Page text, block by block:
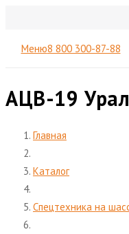
Меню8 800 300-87-88
АЦВ-19
Главная
Каталог
Спецтехника на